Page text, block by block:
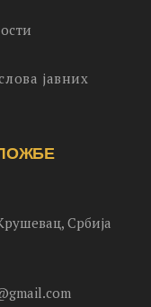
јавних
Србија